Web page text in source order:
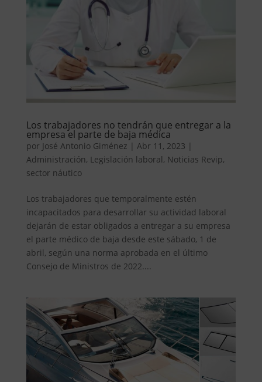
Los trabajadores no tendrán que entregar a la
empresa el parte de baja médica
por José Antonio Giménez | Abr 11, 2023 |
Administración, Legislación laboral, Noticias Revip,
sector náutico
Los trabajadores que temporalmente estén
incapacitados para desarrollar su actividad laboral
dejarán de estar obligados a entregar a su empresa
el parte médico de baja desde este sábado, 1 de
abril, según una norma aprobada en el último
Consejo de Ministros de 2022....